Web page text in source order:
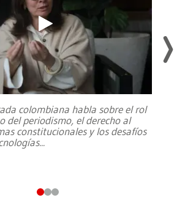
colombiana habla sobre el rol
del periodismo, el derecho al
constitucionales y los desafíos
...